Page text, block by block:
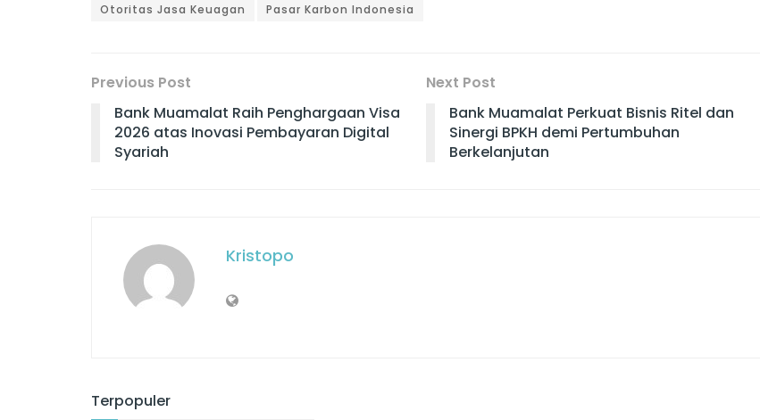
Otoritas Jasa Keuagan
Pasar Karbon Indonesia
Previous Post
Bank Muamalat Raih Penghargaan Visa
2026 atas Inovasi Pembayaran Digital
Syariah
Next Post
Bank Muamalat Perkuat Bisnis Ritel dan
Sinergi BPKH demi Pertumbuhan
Berkelanjutan
Kristopo
Terpopuler